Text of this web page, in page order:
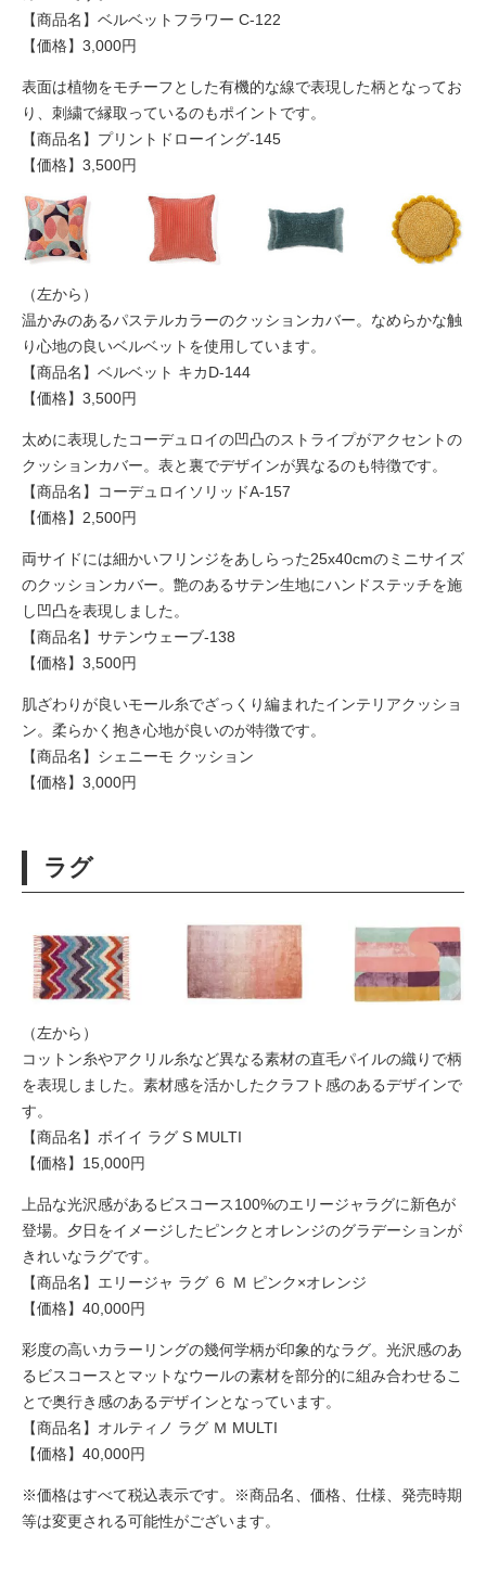
【商品名】ベルベットフラワー C-122
【価格】3,000円
表面は植物をモチーフとした有機的な線で表現した柄となってお
り、刺繍で縁取っているのもポイントです。
【商品名】プリントドローイング-145
【価格】3,500円
（左から）
温かみのあるパステルカラーのクッションカバー。なめらかな触
り心地の良いベルベットを使用しています。
【商品名】ベルベット キカD-144
【価格】3,500円
太めに表現したコーデュロイの凹凸のストライプがアクセントの
クッションカバー。表と裏でデザインが異なるのも特徴です。
【商品名】コーデュロイソリッドA-157
【価格】2,500円
両サイドには細かいフリンジをあしらった25x40cmのミニサイズ
のクッションカバー。艶のあるサテン生地にハンドステッチを施
し凹凸を表現しました。
【商品名】サテンウェーブ-138
【価格】3,500円
肌ざわりが良いモール糸でざっくり編まれたインテリアクッショ
ン。柔らかく抱き心地が良いのが特徴です。
【商品名】シェニーモ クッション
【価格】3,000円
ラグ
（左から）
コットン糸やアクリル糸など異なる素材の直毛パイルの織りで柄
を表現しました。素材感を活かしたクラフト感のあるデザインで
す。
【商品名】ボイイ ラグ S MULTI
【価格】15,000円
上品な光沢感があるビスコース100%のエリージャラグに新色が
登場。夕日をイメージしたピンクとオレンジのグラデーションが
きれいなラグです。
【商品名】エリージャ ラグ ６ Ｍ ピンク×オレンジ
【価格】40,000円
彩度の高いカラーリングの幾何学柄が印象的なラグ。光沢感のあ
るビスコースとマットなウールの素材を部分的に組み合わせるこ
とで奥行き感のあるデザインとなっています。
【商品名】オルティノ ラグ Ｍ MULTI
【価格】40,000円
※価格はすべて税込表示です。※商品名、価格、仕様、発売時期
等は変更される可能性がございます。